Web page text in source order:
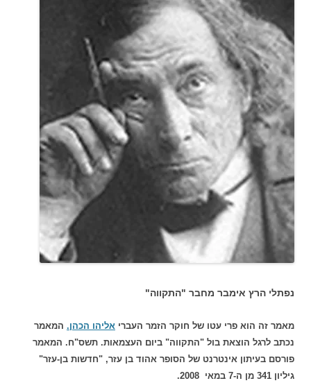
נפתלי הרץ אימבר מחבר "התקווה"
מאמר זה הוא פרי עטו של חוקר הזמר העברי אליהו הכהן. המאמר
נכתב לרגל הוצאת בול "התקווה" ביום העצמאות. תשס"ח. המאמר
פורסם בעיתון אינטרנט של הסופר אהוד בן עזר, "חדשות בן-עזר"
גיליון 341 מן ה-7 במאי 2008.